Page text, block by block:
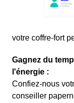
votre coffre-fort
Gagnez du
l'énergie :
Confiez-nous
conseiller